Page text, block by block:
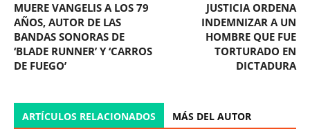
MUERE VANGELIS A LOS 79
AÑOS, AUTOR DE LAS
BANDAS SONORAS DE
‘BLADE RUNNER’ Y ‘CARROS
DE FUEGO’
JUSTICIA ORDENA
INDEMNIZAR A UN
HOMBRE QUE FUE
TORTURADO EN
DICTADURA
ARTÍCULOS RELACIONADOS MÁS DEL AUTOR